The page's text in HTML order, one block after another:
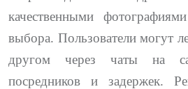
качественными
выбора. Пользователи могут
другом через чаты на
посредников и задержек.